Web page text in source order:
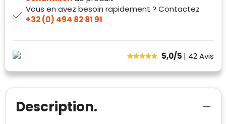
Vous en avez besoin rapidement ? Contactez
+32 (0) 494 82 81 91
5,0/5 | 42Avis
Description.
echte, geverifieerde beoordelingen op één
plaats.
bewezen is dat ze spamvrij zijn worden door
meegeteld in de scores.
Trustindex meet voortdurend de
klanttevredenheid op basis van
beoordelingen. Minder dan 1% van de
website en de bedrijfsgegevens
onafhankelijk geverifieerd.
CONTACTGEGEVENS